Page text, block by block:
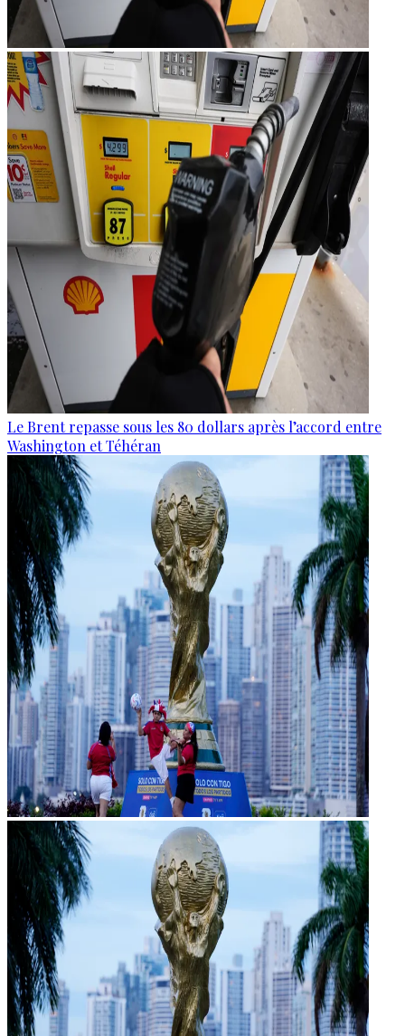
Le Brent repasse sous les 80 dollars après l’accord entre
Washington et Téhéran